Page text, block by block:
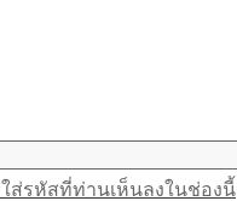
ใส่รหัสที่ท่านเห็นลงในช่องนี้